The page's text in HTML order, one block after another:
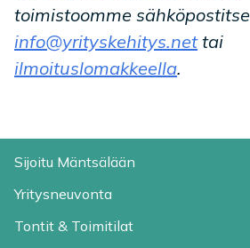
toimistoomme sähköpostitse
info@yrityskehitys.nettai
ilmoituslomakkeella.
Sijoitu Mäntsälään
Yritysneuvonta
Tontit & Toimitilat